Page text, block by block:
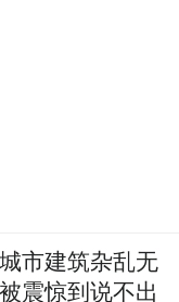
市建筑杂乱无
震惊到说不出